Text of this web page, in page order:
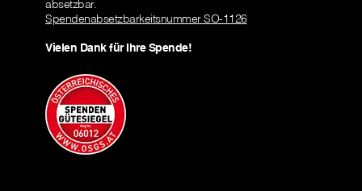
absetzbar.
Spendenabsetzbarkeitsnummer SO-1126
Vielen Dank für Ihre Spende!